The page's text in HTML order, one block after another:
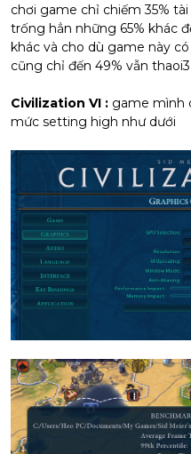
chơi game chỉ chiếm 35%
trống hẳn những 65% khác
khác và cho dù game này
cũng chỉ đến 49% vẫn
Civilization VI : game mình
mức setting high như dưới